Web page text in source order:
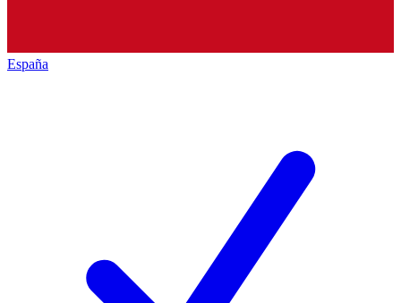
España